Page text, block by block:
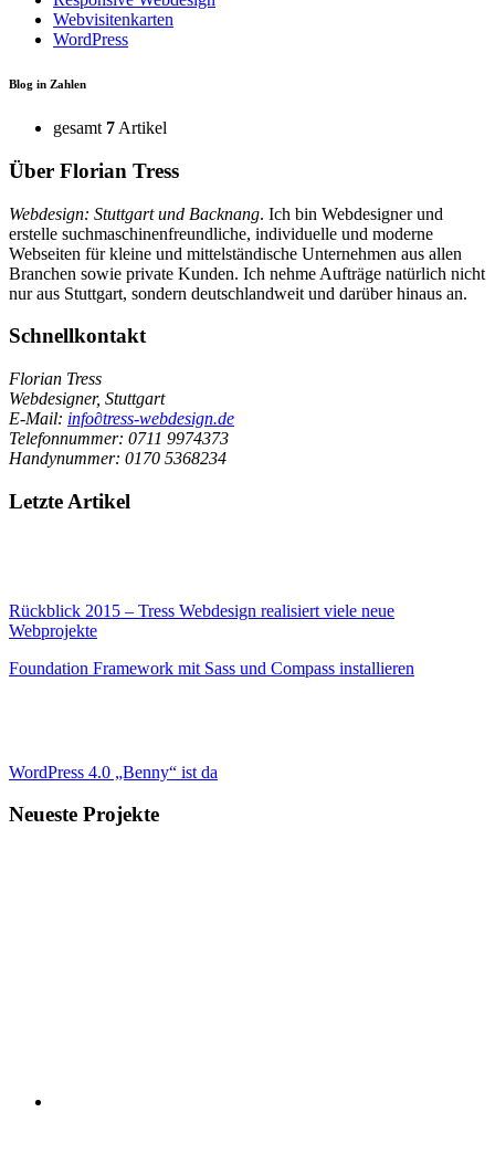
Webvisitenkarten
WordPress
Blog in Zahlen
gesamt 7 Artikel
Über Florian Tress
Webdesign: Stuttgartund Backnang. Ich bin Webdesigner und
erstelle suchmaschinenfreundliche, individuelle und moderne
Webseiten für kleine und mittelständische Unternehmen aus allen
Branchen sowie private Kunden. Ich nehme Aufträge natürlich nicht
nur aus Stuttgart, sondern deutschlandweit und darüber hinaus an.
Schnellkontakt
Florian Tress
Webdesigner, Stuttgart
E-Mail: info∂tress-webdesign.de
Telefonnummer: 0711 9974373
Handynummer: 0170 5368234
Letzte Artikel
Rückblick 2015 – Tress Webdesign realisiert viele neue
Webprojekte
Foundation Framework mit Sass und Compass installieren
WordPress 4.0 „Benny“ ist da
Neueste Projekte